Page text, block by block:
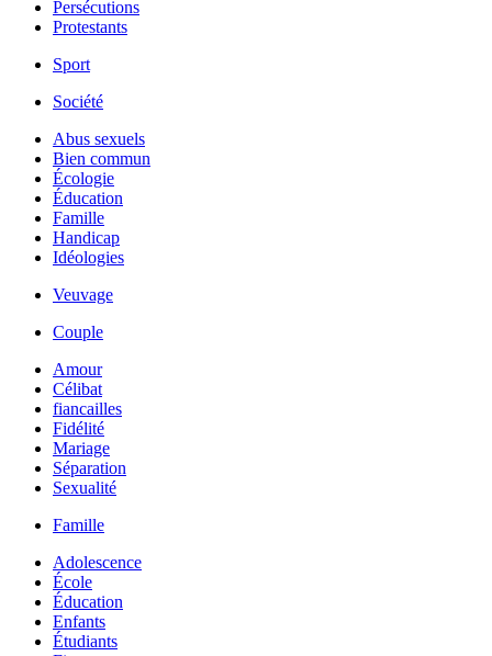
Persécutions
Protestants
Sport
Société
Abus sexuels
Bien commun
Écologie
Éducation
Famille
Handicap
Idéologies
Veuvage
Couple
Amour
Célibat
fiancailles
Fidélité
Mariage
Séparation
Sexualité
Famille
Adolescence
École
Éducation
Enfants
Étudiants